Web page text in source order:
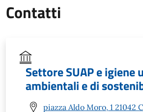
Contatti
Settore SUAP e igiene
ambientali e di
piazza Aldo Moro, 1 21042